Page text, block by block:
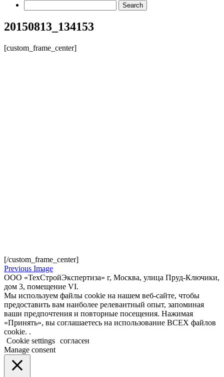
20150813_134153
[custom_frame_center]
[/custom_frame_center]
Previous Image
ООО «ТехСтройЭкспертиза» г, Москва, улица Пруд-Ключики,
дом 3, помещение VI.
Мы используем файлы cookie на нашем веб-сайте, чтобы
предоставить вам наиболее релевантный опыт, запоминая
ваши предпочтения и повторные посещения. Нажимая
«Принять», вы соглашаетесь на использование ВСЕХ файлов
cookie. .
Cookie settings согласен
Manage consent